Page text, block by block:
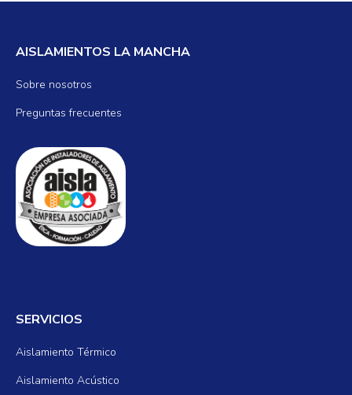
AISLAMIENTOS LA MANCHA
Sobre nosotros
Preguntas frecuentes
SERVICIOS
Aislamiento Térmico
Aislamiento Acústico